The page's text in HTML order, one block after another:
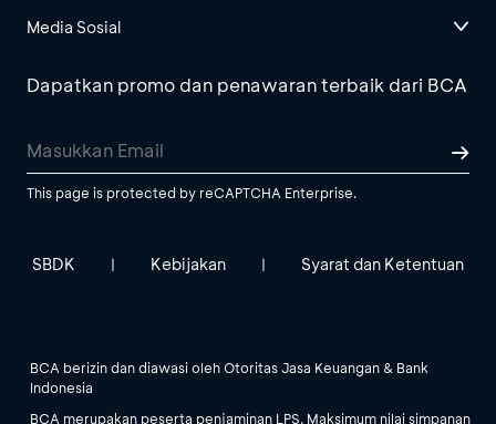
Media Sosial
Dapatkan promo dan penawaran terbaik dari BCA
This page is protected by reCAPTCHA Enterprise.
SBDK | Kebijakan | Syarat dan Ketentuan
BCA berizin dan diawasi oleh Otoritas Jasa Keuangan & Bank
Indonesia
BCA merupakan peserta penjaminan LPS. Maksimum nilai simpanan